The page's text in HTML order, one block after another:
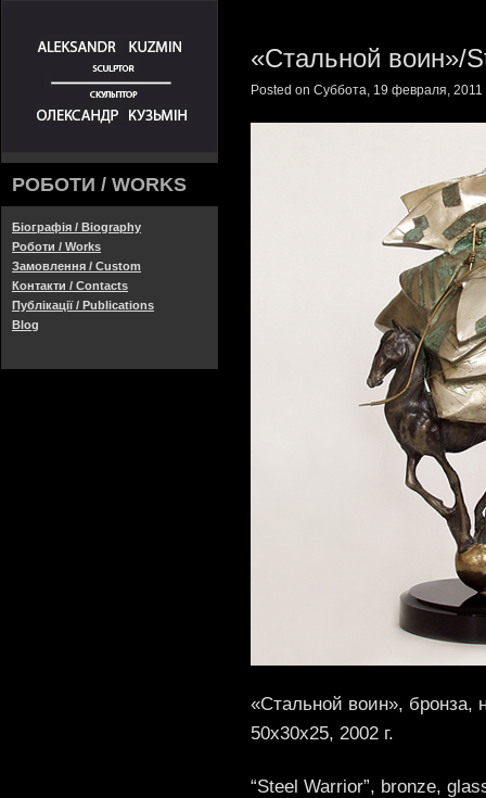
РОБОТИ / WORKS
Біографія / Biography
Роботи / Works
Замовлення / Custom
Контакти / Contacts
Публікації / Publications
Blog
«Стальной воин»/
Posted on Суббота, 19 февраля, 2011
«Стальной воин», бронза,
50x30x25, 2002 г.
“Steel Warrior”, bronze,